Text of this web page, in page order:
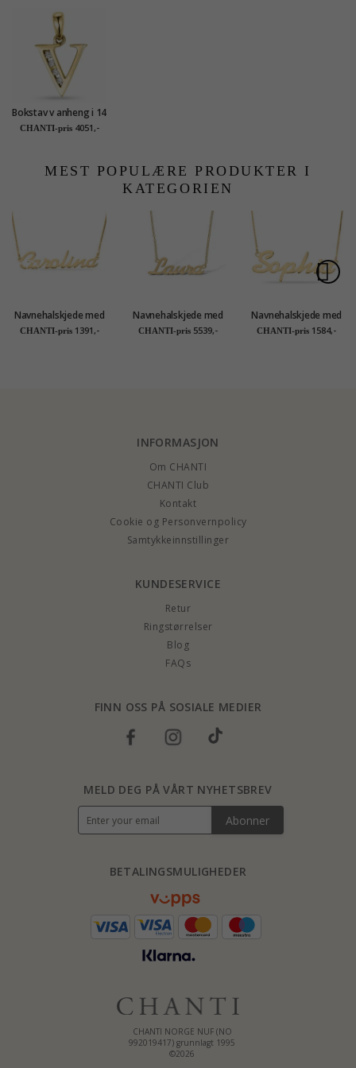
Bokstav v anheng i 14
karat gull 0,04 ct
CHANTI-pris 4051,-
MEST POPULÆRE PRODUKTER I
KATEGORIEN
Navnehalskjede med
anheng i forgylt sølv
CHANTI-pris 1391,-
Navnehalskjede med
anheng i 9 karat gull
CHANTI-pris 5539,-
Navnehalskjede med
anheng i forgylt sølv
CHANTI-pris 1584,-
INFORMASJON
Om CHANTI
CHANTI Club
Kontakt
Cookie og Personvernpolicy
Samtykkeinnstillinger
KUNDESERVICE
Retur
Ringstørrelser
Blog
FAQs
FINN OSS PÅ SOSIALE MEDIER
CHANTI NORGE NUF (NO
992019417) grunnlagt 1995
©2026
BETALINGSMULIGHEDER
MELD DEG PÅ VÅRT NYHETSBREV
Abonner